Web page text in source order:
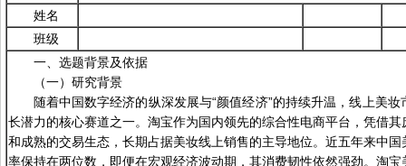
姓名
班级
一、选题背景及依据
（一）研究背景
随着中国数字经济的纵深发展与“颜值经济”的持续升温，线上美
长潜力的核心赛道之一。淘宝作为国内领先的综合性电商平台，凭借
和成熟的交易生态，长期占据美妆线上销售的主导地位。近五年来中
率保持在两位数，即便在宏观经济波动期，其消费韧性依然强劲。淘